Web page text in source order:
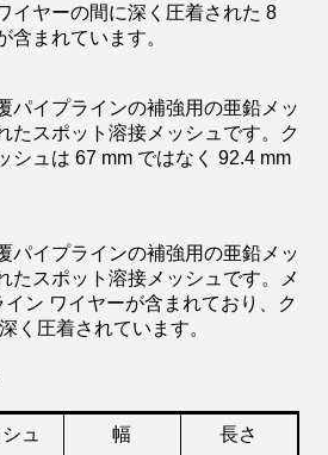
イヤーの間に深く圧着された 8
含まれています。
パイプラインの補強用の亜鉛メッ
たスポット溶接メッシュです。ク
シュは 67 mm ではなく 92.4 mm
パイプラインの補強用の亜鉛メッ
たスポット溶接メッシュです。メ
ン ワイヤーが含まれており、ク
く圧着されています。
ュ 幅 長さ